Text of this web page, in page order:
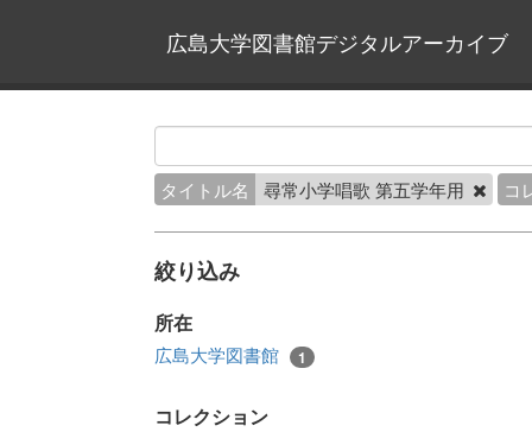
広島大学図書館デジタルアーカイブ
タイトル名 尋常小学唱歌 第五学年用 コ
絞り込み
所在
広島大学図書館 1
コレクション